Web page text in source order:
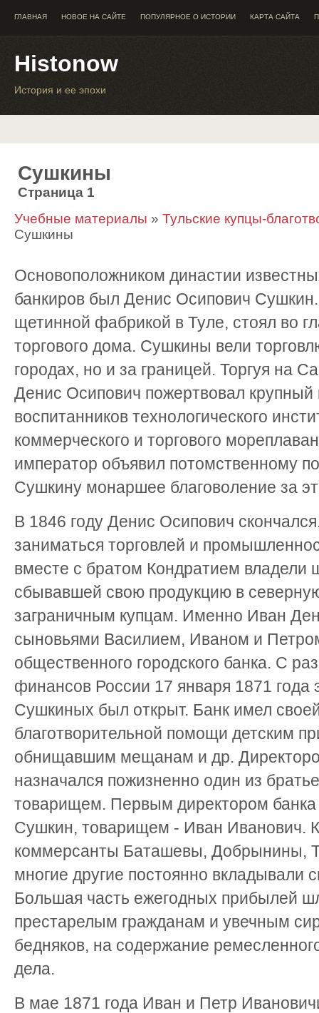
ГЛАВНАЯ НОВОЕ НА САЙТЕ ПОПУЛЯРНОЕ О ИСТОРИИ КАРТА САЙТА
Histonow
История и ее эпохи
Сушкины
Страница 1
Учебные материалы » Тульские купцы-
Сушкины
Основоположником династии
банкиров был Денис Осипович
щетинной фабрикой в Туле, стоял во
торгового дома. Сушкины вели
городах, но и за границей. Торгуя на
Денис Осипович пожертвовал крупный
воспитанников технологического
коммерческого и торгового
император объявил потомственному
Сушкину монаршее благоволение за
В 1846 году Денис Осипович
заниматься торговлей и
вместе с братом Кондратием владели
сбывавшей свою продукцию в
заграничным купцам. Именно Иван
сыновьями Василием, Иваном и
общественного городского банка. С
финансов России 17 января 1871 года
Сушкиных был открыт. Банк имел
благотворительной помощи детским
обнищавшим мещанам и др.
назначался пожизненно один из
товарищем. Первым директором
Сушкин, товарищем - Иван Иванович.
коммерсанты Баташевы, Добрынины,
многие другие постоянно вкладывали
Большая часть ежегодных прибылей
престарелым гражданам и увечным
бедняков, на содержание
дела.
В мае 1871 года Иван и Петр